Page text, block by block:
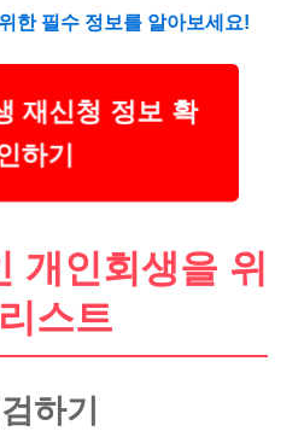
한 필수 정보를 알아보세요!
재신청 정보 확
하기
개인회생을 위
리스트
하기